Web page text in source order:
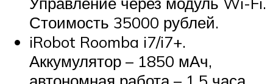
Стоимость 35000 рублей.
iRobot Roomba i7/i7+.
Аккумулятор – 1850 мАч,